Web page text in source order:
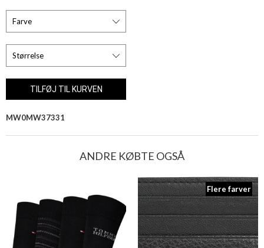
MW0MW37331
ANDRE KØBTE OGSÅ
Flere farver